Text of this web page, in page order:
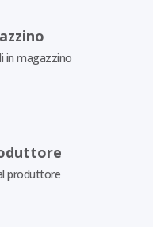
in magazzino
produttore